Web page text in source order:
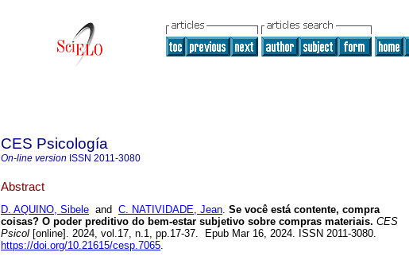
CES Psicología
On-line version ISSN 2011-3080
Abstract
D. AQUINO, Sibele and C. NATIVIDADE, Jean. Se você está contente, compra
coisas? O poder preditivo do bem-estar subjetivo sobre compras materiais. CES
Psicol [online]. 2024, vol.17, n.1, pp.17-37. Epub Mar 16, 2024. ISSN 2011-3080.
https://doi.org/10.21615/cesp.7065.